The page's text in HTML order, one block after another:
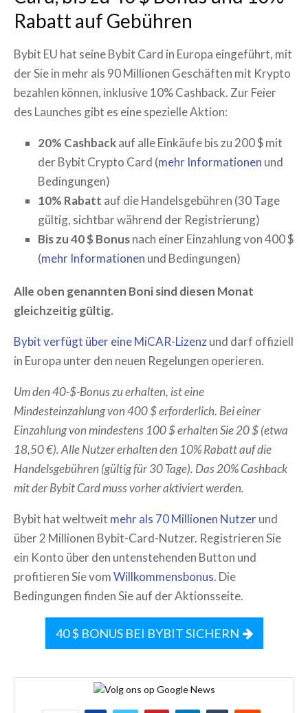
Rabatt auf Gebühren
Bybit EU hat seine Bybit Card in Europa eingeführt, mit
der Sie in mehr als 90 Millionen Geschäften mit Krypto
bezahlen können, inklusive 10% Cashback. Zur Feier
des Launches gibt es eine spezielle Aktion:
20% Cashbackauf alle Einkäufe bis zu 200 $ mit
der Bybit Crypto Card (mehr Informationen und
Bedingungen)
10% Rabatt auf die Handelsgebühren (30 Tage
gültig, sichtbar während der Registrierung)
Bis zu 40 $ Bonusnach einer Einzahlung von 400 $
(mehr Informationen und Bedingungen)
Alle oben genannten Boni sind diesen Monat
gleichzeitig gültig.
Bybit verfügt über eine MiCAR-Lizenzund darf offiziell
in Europa unter den neuen Regelungen operieren.
Um den 40-$-Bonus zu erhalten, ist eine
Mindesteinzahlung von 400 $ erforderlich. Bei einer
Einzahlung von mindestens 100 $ erhalten Sie 20 $ (etwa
18,50 €). Alle Nutzer erhalten den 10% Rabatt auf die
Handelsgebühren (gültig für 30 Tage). Das 20% Cashback
mit der Bybit Card muss vorher aktiviert werden.
Bybit hat weltweit mehr als 70 Millionen Nutzerund
über 2 Millionen Bybit-Card-Nutzer. Registrieren Sie
ein Konto über den untenstehenden Button und
profitieren Sie vomWillkommensbonus. Die
Bedingungen finden Sie auf der Aktionsseite.
40 $ BONUS BEI BYBIT SICHERN